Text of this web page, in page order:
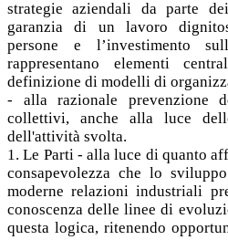
strategie aziendali da parte
garanzia di un lavoro
persone e l’investimento
rappresentano elementi
definizione di modelli di
- alla razionale prevenzione
collettivi, anche alla luce
dell'attività svolta.
1. Le Parti - alla luce di quanto
consapevolezza che lo
moderne relazioni industriali
conoscenza delle linee di
questa logica, ritenendo